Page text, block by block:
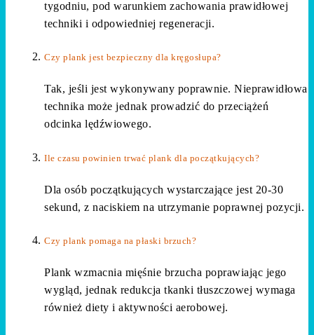
tygodniu, pod warunkiem zachowania prawidłowej
techniki i odpowiedniej regeneracji.
Czy plank jest bezpieczny dla kręgosłupa?
Tak, jeśli jest wykonywany poprawnie. Nieprawidłowa
technika może jednak prowadzić do przeciążeń
odcinka lędźwiowego.
Ile czasu powinien trwać plank dla początkujących?
Dla osób początkujących wystarczające jest 20-30
sekund, z naciskiem na utrzymanie poprawnej pozycji.
Czy plank pomaga na płaski brzuch?
Plank wzmacnia mięśnie brzucha poprawiając jego
wygląd, jednak redukcja tkanki tłuszczowej wymaga
również diety i aktywności aerobowej.